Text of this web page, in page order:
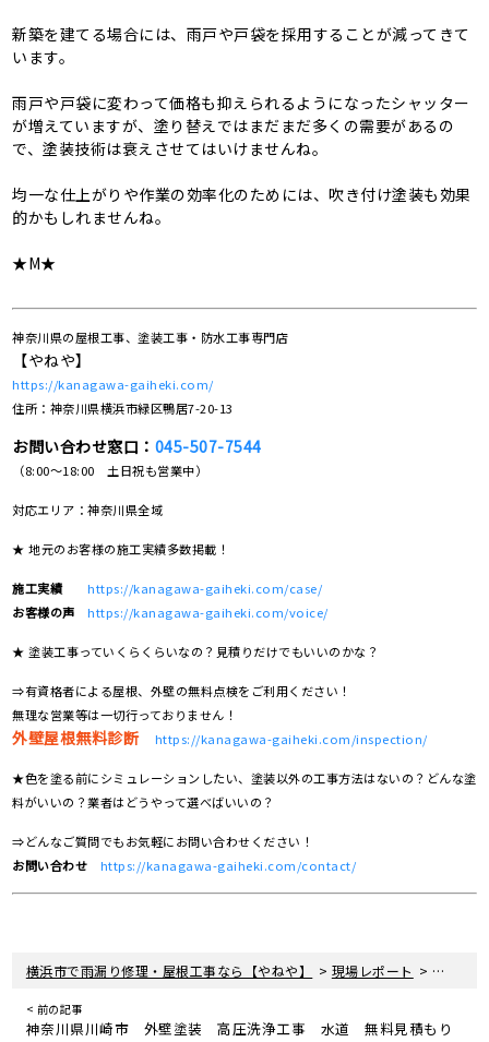
新築を建てる場合には、雨戸や戸袋を採用することが減ってきて
います。
雨戸や戸袋に変わって価格も抑えられるようになったシャッター
が増えていますが、塗り替えではまだまだ多くの需要があるの
で、塗装技術は衰えさせてはいけませんね。
均一な仕上がりや作業の効率化のためには、吹き付け塗装も効果
的かもしれませんね。
★M★
神奈川県の屋根工事、塗装工事・防水工事専門店
【やねや】
https://kanagawa-gaiheki.com/
住所：神奈川県横浜市緑区鴨居7-20-13
お問い合わせ窓口： 045-507-7544
（8:00～18:00 土日祝も営業中）
対応エリア：神奈川県全域
★ 地元のお客様の施工実績多数掲載！
施工実績
https://kanagawa-gaiheki.com/case/
お客様の声
https://kanagawa-gaiheki.com/voice/
★ 塗装工事っていくらくらいなの？見積りだけでもいいのかな？
⇒有資格者による屋根、外壁の無料点検をご利用ください！
無理な営業等は一切行っておりません！
外壁屋根無料診断 https://kanagawa-gaiheki.com/inspection/
★色を塗る前にシミュレーションしたい、塗装以外の工事方法はないの？どんな塗
料がいいの？業者はどうやって選べばいいの？
⇒どんなご質問でもお気軽にお問い合わせください！
お問い合わせ
https://kanagawa-gaiheki.com/contact/
横浜市で雨漏り修理・屋根工事なら【やねや】 > 現場レポート > 神奈川県
< 前の記事
神奈川県川崎市 外壁塗装 高圧洗浄工事 水道 無料見積もり